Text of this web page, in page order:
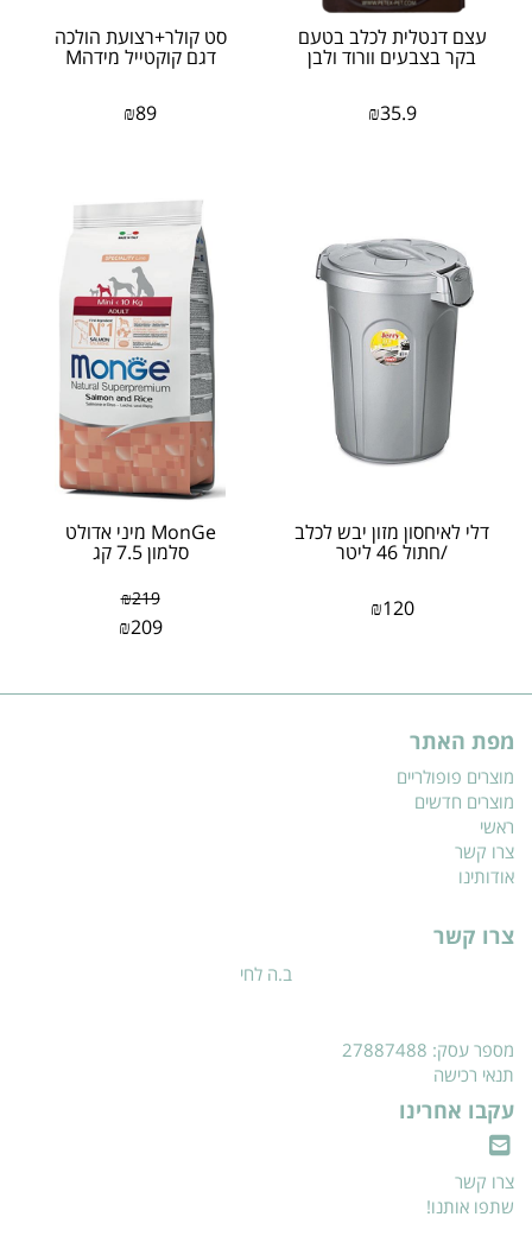
עצם דנטלית לכלב בטעם
בקר בצבעים וורוד ולבן
₪35.9
סט קולר+רצועת הולכה
דגם קוקטייל מידהM
₪89
דלי לאיחסון מזון יבש לכלב
/חתול 46 ליטר
₪120
MonGe מיני אדולט
סלמון 7.5 קג
₪219
₪209
מפת האתר
מוצרים פופולריים
מוצרים חדשים
ראשי
צרו קשר
אודותינו
צרו קשר
ב.ה לחי
מספר עסק: 27887488
תנאי רכישה
עקבו אחרינו
צרו קשר
שתפו אותנו!